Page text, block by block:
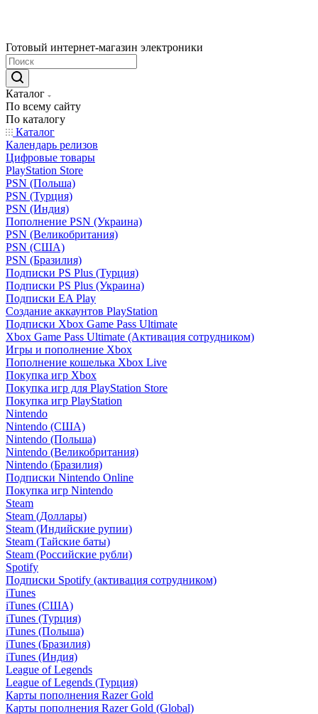
Готовый интернет-магазин электроники
Каталог
По всему сайту
По каталогу
Каталог
Календарь релизов
Цифровые товары
PlayStation Store
PSN (Польша)
PSN (Турция)
PSN (Индия)
Пополнение PSN (Украина)
PSN (Великобритания)
PSN (США)
PSN (Бразилия)
Подписки PS Plus (Турция)
Подписки PS Plus (Украина)
Подписки EA Play
Создание аккаунтов PlayStation
Подписки Xbox Game Pass Ultimate
Xbox Game Pass Ultimate (Активация сотрудником)
Игры и пополнение Xbox
Пополнение кошелька Xbox Live
Покупка игр Xbox
Покупка игр для PlayStation Store
Покупка игр PlayStation
Nintendo
Nintendo (США)
Nintendo (Польша)
Nintendo (Великобритания)
Nintendo (Бразилия)
Подписки Nintendo Online
Покупка игр Nintendo
Steam
Steam (Доллары)
Steam (Индийские рупии)
Steam (Тайские баты)
Steam (Российские рубли)
Spotify
Подписки Spotify (активация сотрудником)
iTunes
iTunes (США)
iTunes (Турция)
iTunes (Польша)
iTunes (Бразилия)
iTunes (Индия)
League of Legends
League of Legends (Турция)
Карты пополнения Razer Gold
Карты пополнения Razer Gold (Global)